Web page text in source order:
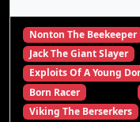
Nonton The Beekeeper
Jack The Giant Slayer
Exploits Of A Young
Born Racer
Viking The Berserkers